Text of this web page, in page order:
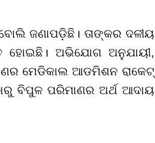
ଜଣାପଡ଼ିଛି। ତାଙ୍କର ଦଳୀୟ
ହୋଇଛି। ଅଭିଯୋଗ ଅନୁଯାୟୀ,
ମେଡିକାଲ ଆଡମିଶନ ରାକେଟ୍
ବିପୁଳ ପରିମାଣର ଅର୍ଥ ଆଦାୟ